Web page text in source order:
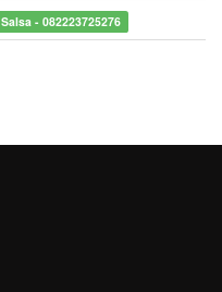
Salsa - 082223725276